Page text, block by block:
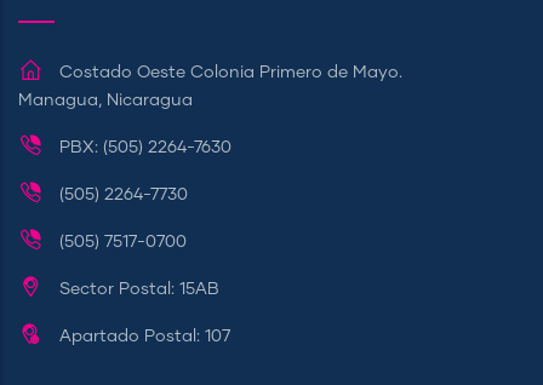
Costado Oeste Colonia Primero de Mayo.
Managua, Nicaragua
PBX: (505) 2264-7630
(505) 2264-7730
(505) 7517-0700
Sector Postal: 15AB
Apartado Postal: 107